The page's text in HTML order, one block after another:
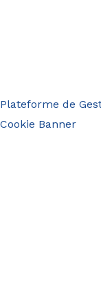
Plateforme de
Cookie Banner